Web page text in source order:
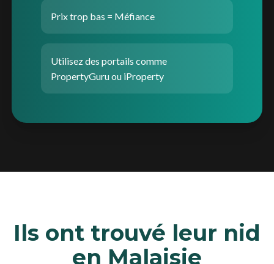
Prix trop bas = Méfiance
Utilisez des portails comme
PropertyGuru ou iProperty
Ils ont trouvé leur nid
en Malaisie